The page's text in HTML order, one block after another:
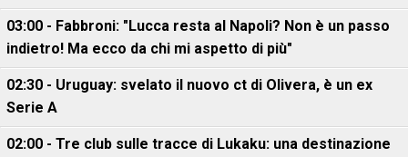
03:00 - Fabbroni: "Lucca resta al Napoli? Non è un passo
indietro! Ma ecco da chi mi aspetto di più"
02:30 - Uruguay: svelato il nuovo ct di Olivera, è un ex
Serie A
02:00 - Tre club sulle tracce di Lukaku: una destinazione